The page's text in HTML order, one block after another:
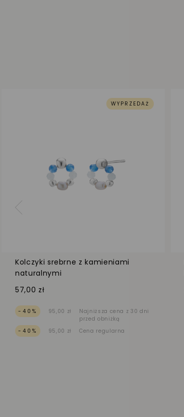
WYPRZEDAŻ
Kolczyki srebrne z kamieniami
naturalnymi
57,00 zł
-40% 95,00 zł
Najniższa cena z 30 dni
przed obniżką
-40%
95,00 zł Cena regularna